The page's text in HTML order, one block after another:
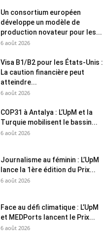
Un consortium européen
développe un modèle de
production novateur pour les...
6 août 2026
Visa B1/B2 pour les États-Unis :
La caution financière peut
atteindre...
6 août 2026
COP31 à Antalya : L’UpM et la
Turquie mobilisent le bassin...
6 août 2026
Journalisme au féminin : L’UpM
lance la 1ère édition du Prix...
6 août 2026
Face au défi climatique : L’UpM
et MEDPorts lancent le Prix...
6 août 2026